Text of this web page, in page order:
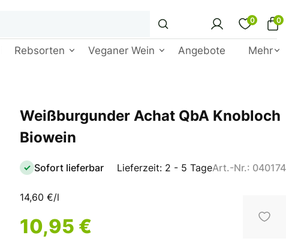
0 0
Rebsorten Veganer Wein Angebote Mehr
Weißburgunder Achat QbA Knobloch
Biowein
Sofort lieferbar Lieferzeit: 2 - 5 TageArt.-Nr.: 040174
14,60 €/l
10,95 €